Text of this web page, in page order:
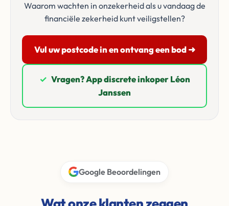
Waarom wachten in onzekerheid als u vandaag de
financiële zekerheid kunt veiligstellen?
Vul uw postcode in en ontvang een bod ➜
✓ Vragen? App discrete inkoper Léon
Janssen
Google Beoordelingen